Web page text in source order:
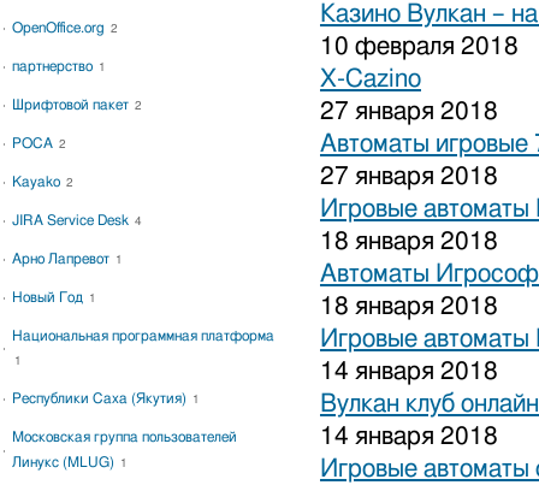
Казино Вулкан –
10 февраля 2018
X-Cazino
27 января 2018
Автоматы игровые
27 января 2018
Игровые автоматы
18 января 2018
Автоматы
18 января 2018
Игровые автоматы
14 января 2018
Вулкан клуб онлайн
14 января 2018
Игровые
OpenOffice.org 2
партнерство 1
Шрифтовой пакет 2
РОСА 2
Kayako 2
JIRA Service Desk 4
Арно Лапревот 1
Новый Год 1
Национальная программная платформа
1
Республики Саха (Якутия) 1
Московская группа пользователей
Линукс (MLUG)
1